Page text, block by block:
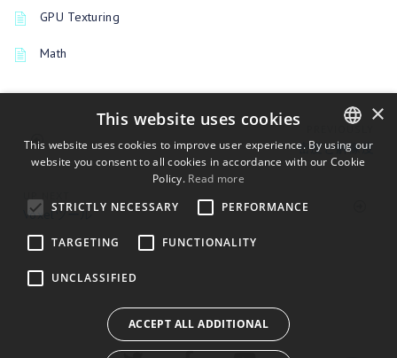
GPU Texturing
Math
密度と解像度
Voxelツール
ENGLISH
×
This website uses cookies
This website uses cookies to improve user experience. By using our
website you consent to all cookies in accordance with our Cookie
Policy. Read more
STRICTLY NECESSARY
PERFORMANCE
TARGETING FUNCTIONALITY
UNCLASSIFIED
ACCEPT ALL ADDITIONAL